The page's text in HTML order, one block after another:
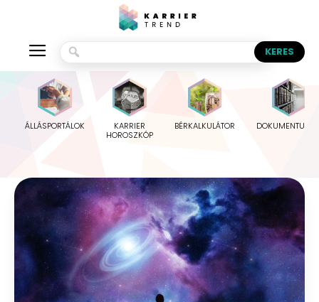
ÁLLÁSPORTÁLOK
KARRIER
HOROSZKÓP
BÉRKALKULÁTOR